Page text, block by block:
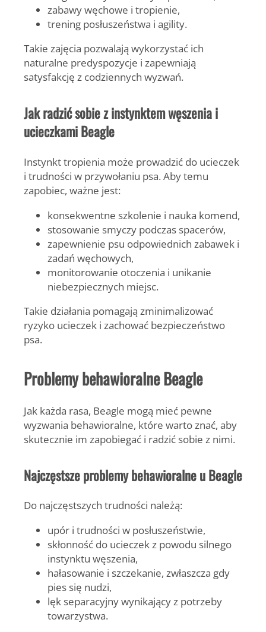
zabawy węchowe i tropienie,
trening posłuszeństwa i agility.
Takie zajęcia pozwalają wykorzystać ich
naturalne predyspozycje i zapewniają
satysfakcję z codziennych wyzwań.
Jak radzić sobie z instynktem węszenia i
ucieczkami Beagle
Instynkt tropienia może prowadzić do ucieczek
i trudności w przywołaniu psa. Aby temu
zapobiec, ważne jest:
konsekwentne szkolenie i nauka komend,
stosowanie smyczy podczas spacerów,
zapewnienie psu odpowiednich zabawek i
zadań węchowych,
monitorowanie otoczenia i unikanie
niebezpiecznych miejsc.
Takie działania pomagają zminimalizować
ryzyko ucieczek i zachować bezpieczeństwo
psa.
Problemy behawioralne Beagle
Jak każda rasa, Beagle mogą mieć pewne
wyzwania behawioralne, które warto znać, aby
skutecznie im zapobiegać i radzić sobie z nimi.
Najczęstsze problemy behawioralne u Beagle
Do najczęstszych trudności należą:
upór i trudności w posłuszeństwie,
skłonność do ucieczek z powodu silnego
instynktu węszenia,
hałasowanie i szczekanie, zwłaszcza gdy
pies się nudzi,
lęk separacyjny wynikający z potrzeby
towarzystwa.